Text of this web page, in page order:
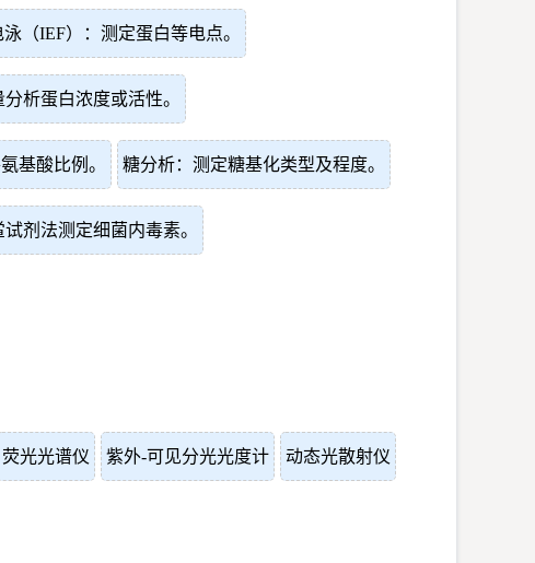
（IEF）：测定蛋白等电点。
析蛋白浓度或活性。
基酸比例。 糖分析：测定糖基化类型及程度。
剂法测定细菌内毒素。
荧光光谱仪 紫外-可见分光光度计 动态光散射仪